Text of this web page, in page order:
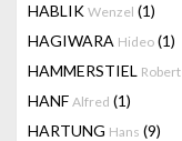
HABLIK Wenzel (1)
HAGIWARA Hideo (1)
HAMMERSTIEL Robert
HANF Alfred (1)
HARTUNG Hans (9)